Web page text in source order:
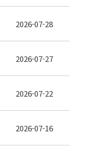
2026-07-28
2026-07-27
2026-07-22
2026-07-16